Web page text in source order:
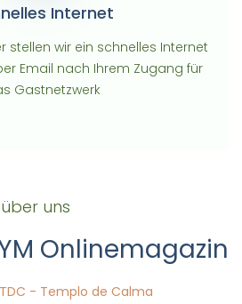
Internet
stellen wir ein schnelles Internet
Email nach Ihrem Zugang für
Gastnetzwerk
uns
Onlinemagazin
TDC - Templo de Calma